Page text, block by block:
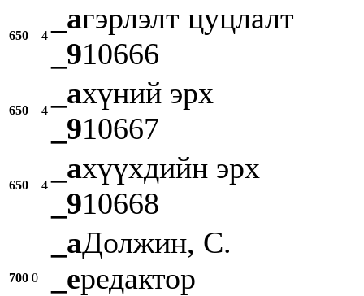
650 4
_aгэрлэлт цуцлалт
_910666
650 4
_aхүний эрх
_910667
650 4
_aхүүхдийн эрх
_910668
700 0
_aДолжин, С.
_eредактор